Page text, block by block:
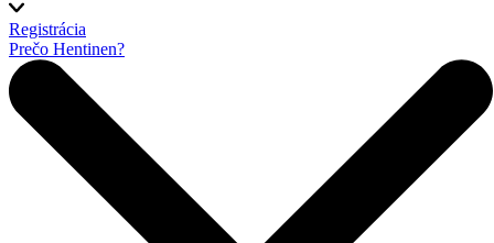
Registrácia
Prečo Hentinen?